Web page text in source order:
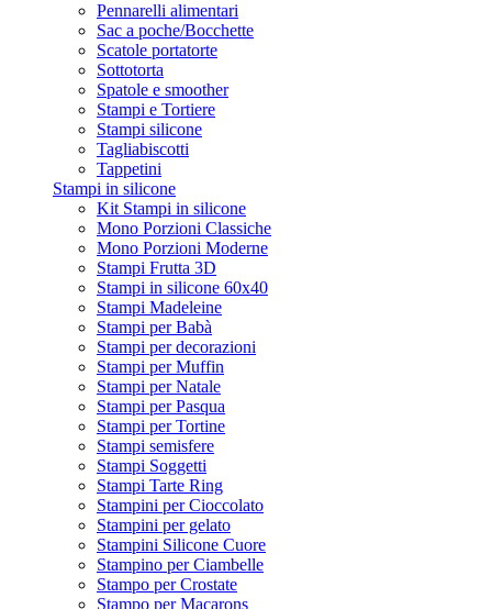
Pennarelli alimentari
Sac a poche/Bocchette
Scatole portatorte
Sottotorta
Spatole e smoother
Stampi e Tortiere
Stampi silicone
Tagliabiscotti
Tappetini
Stampi in silicone
Kit Stampi in silicone
Mono Porzioni Classiche
Mono Porzioni Moderne
Stampi Frutta 3D
Stampi in silicone 60x40
Stampi Madeleine
Stampi per Babà
Stampi per decorazioni
Stampi per Muffin
Stampi per Natale
Stampi per Pasqua
Stampi per Tortine
Stampi semisfere
Stampi Soggetti
Stampi Tarte Ring
Stampini per Cioccolato
Stampini per gelato
Stampini Silicone Cuore
Stampino per Ciambelle
Stampo per Crostate
Stampo per Macarons